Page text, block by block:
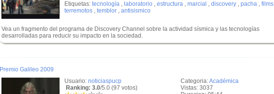
Etiquetas: tecnología , laboratorio , estructura , marcial , discovery , pacha , films
terremotos , temblor , antisismico
Vea un fragmento del programa de Discovery Channel sobre la actividad sísmica y las tecnologías
desarrolladas para reducir su impacto en la sociedad.
Premio Galileo 2009
Categoria:Académica
Vistas: 3037
Usuario: noticiaspucp
Ranking: 3.0/5.0 (97 votos)